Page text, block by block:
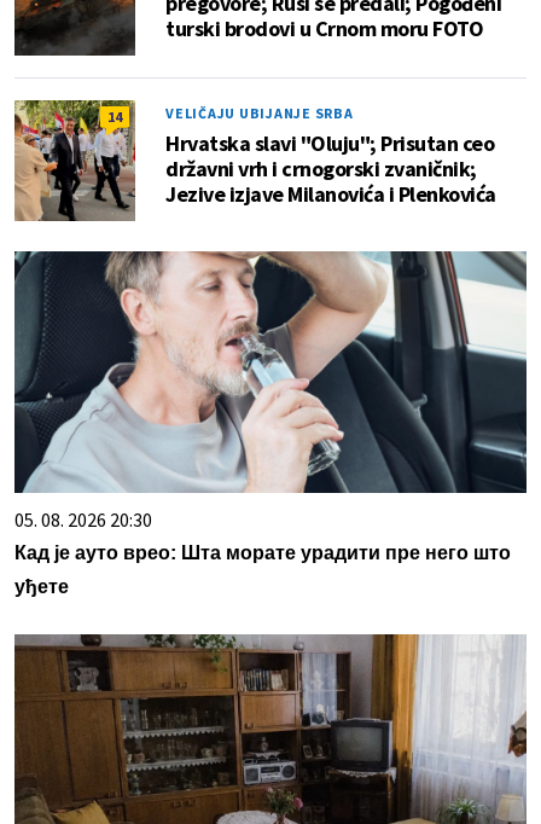
turski brodovi u Crnom moru FOTO
14 VELIČAJU UBIJANJE SRBA
Hrvatska slavi "Oluju"; Prisutan ceo
državni vrh i crnogorski zvaničnik;
Jezive izjave Milanovića i Plenkovića
05. 08. 2026 20:30
Кад је ауто врео: Шта морате урадити пре него што
уђете